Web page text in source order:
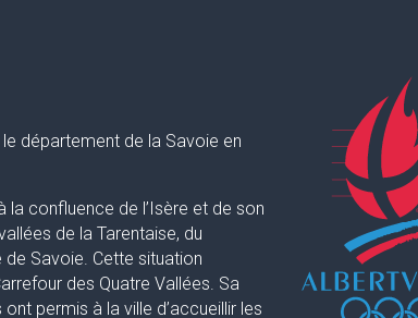
département de la Savoie en
confluence de l’Isère et de son
de la Tarentaise, du
de Savoie. Cette situation
des Quatre Vallées. Sa
permis à la ville d’accueillir les